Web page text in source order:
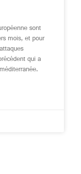
sont
mois, et pour
qui a